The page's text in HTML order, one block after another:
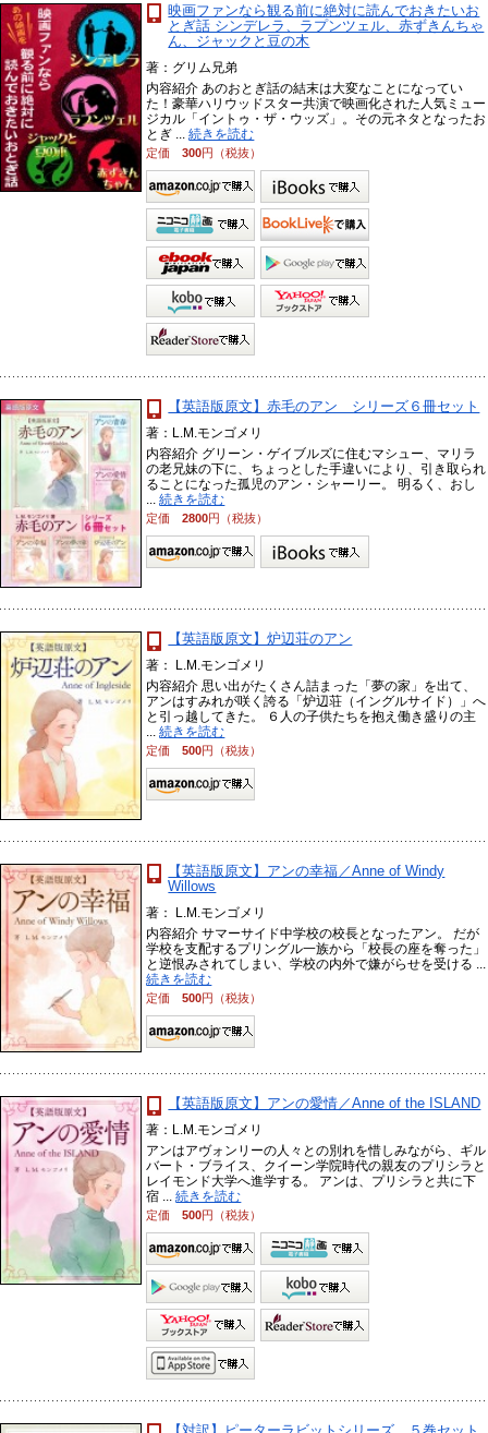
映画ファンなら観る前に絶対に読んでおきたいお
とぎ話 シンデレラ、ラプンツェル、赤ずきんちゃ
ん、ジャックと豆の木
著：グリム兄弟
内容紹介 あのおとぎ話の結末は大変なことになってい
た！豪華ハリウッドスター共演で映画化された人気ミュー
ジカル「イントゥ・ザ・ウッズ」。その元ネタとなったお
とぎ ...続きを読む
定価300円（税抜）
【英語版原文】赤毛のアン シリーズ６冊セット
著：L.M.モンゴメリ
内容紹介 グリーン・ゲイブルズに住むマシュー、マリラ
の老兄妹の下に、ちょっとした手違いにより、引き取られ
ることになった孤児のアン・シャーリー。 明るく、おし
...続きを読む
定価2800円（税抜）
【英語版原文】炉辺荘のアン
著： L.M.モンゴメリ
内容紹介 思い出がたくさん詰まった「夢の家」を出て、
アンはすみれが咲く誇る「炉辺荘（イングルサイド）」へ
と引っ越してきた。 ６人の子供たちを抱え働き盛りの主
...続きを読む
定価500円（税抜）
【英語版原文】アンの幸福／Anne of Windy
Willows
著： L.M.モンゴメリ
内容紹介 サマーサイド中学校の校長となったアン。 だが
学校を支配するプリングル一族から「校長の座を奪った」
と逆恨みされてしまい、学校の内外で嫌がらせを受ける ...
続きを読む
定価500円（税抜）
【英語版原文】アンの愛情／Anne of the ISLAND
著：L.M.モンゴメリ
アンはアヴォンリーの人々との別れを惜しみながら、ギル
バート・ブライス、クイーン学院時代の親友のプリシラと
レイモンド大学へ進学する。 アンは、プリシラと共に下
宿 ...続きを読む
定価500円（税抜）